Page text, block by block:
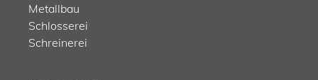
Metallbau
Schlosserei
Schreinerei